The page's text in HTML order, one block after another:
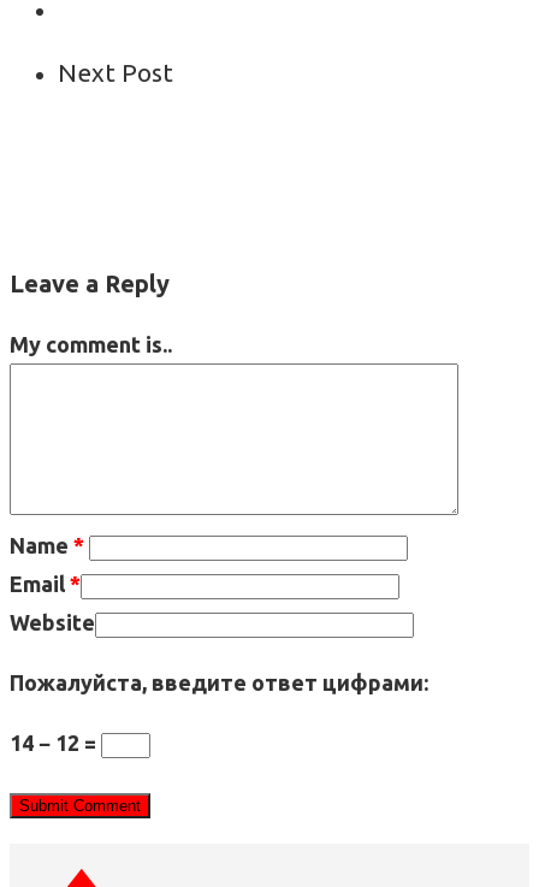
Next Post
Leave a Reply
My comment is..
Name *
Email *
Website
Пожалуйста, введите ответ цифрами:
14 − 12 =